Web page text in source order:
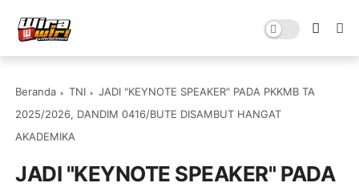
Beranda TNI
JADI "KEYNOTE SPEAKER" PADA PKKMB TA
2025/2026, DANDIM 0416/BUTE DISAMBUT HANGAT
AKADEMIKA
JADI "KEYNOTE SPEAKER" PADA